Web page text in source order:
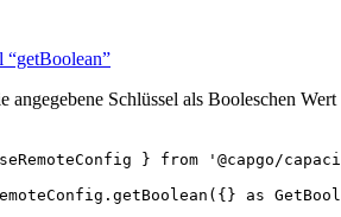
“getBoolean”
angegebene Schlüssel als Booleschen Wert
} from
'@capgo/
getBoolean ({} as